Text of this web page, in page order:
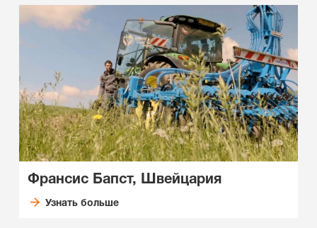
Франсис Бапст, Швейцария
Узнать больше